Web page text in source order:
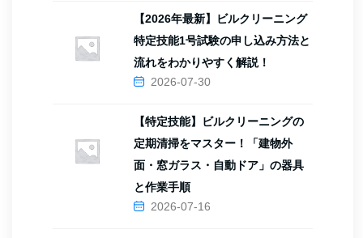
【2026年最新】ビルクリーニング
特定技能1号試験の申し込み方法と
流れをわかりやすく解説！
2026-07-30
【特定技能】ビルクリーニングの
定期清掃をマスター！「建物外
面・窓ガラス・自動ドア」の器具
と作業手順
2026-07-16